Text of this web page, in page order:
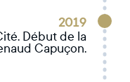
2019
Début de la
Capuçon.